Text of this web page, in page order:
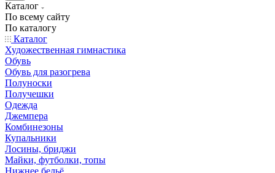
Каталог
По всему сайту
По каталогу
Каталог
Художественная гимнастика
Обувь
Обувь для разогрева
Полуноски
Получешки
Одежда
Джемпера
Комбинезоны
Купальники
Лосины, бриджи
Майки, футболки, топы
Нижнее бельё